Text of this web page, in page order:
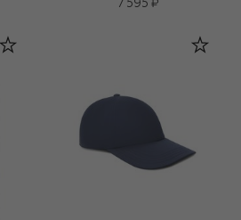
7 595 ₽